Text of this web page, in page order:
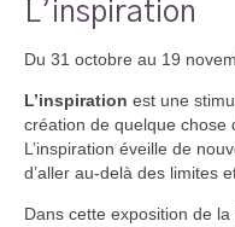
L’inspiration
Du 31 octobre au 19
L’inspiration est une
création de quelque chose
L’inspiration éveille de
d’aller au-delà des limites
Dans cette exposition de